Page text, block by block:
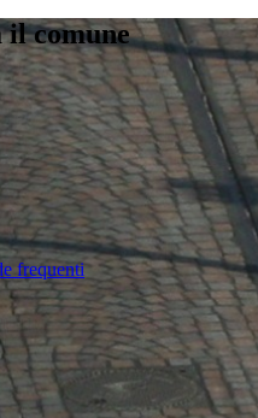
il comune
frequenti